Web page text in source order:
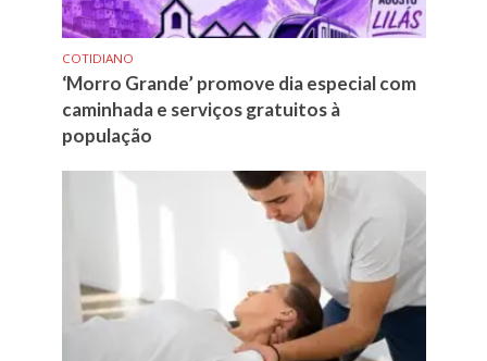
COTIDIANO
‘Morro Grande’ promove dia especial com
caminhada e serviços gratuitos à
população